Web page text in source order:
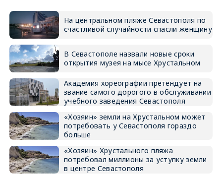
На центральном пляже Севастополя по
счастливой случайности спасли женщину
В Севастополе назвали новые сроки
открытия музея на мысе Хрустальном
Академия хореографии претендует на
звание самого дорогого в обслуживании
учебного заведения Севастополя
«Хозяин» земли на Хрустальном может
потребовать у Севастополя гораздо
больше
«Хозяин» Хрустального пляжа
потребовал миллионы за уступку земли
в центре Севастополя